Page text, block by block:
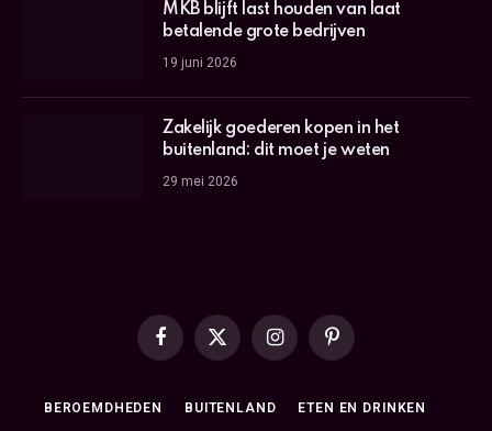
MKB blijft last houden van laat
betalende grote bedrijven
19 juni 2026
Zakelijk goederen kopen in het
buitenland: dit moet je weten
29 mei 2026
Facebook
X
InstagramPinterest
BEROEMDHEDEN BUITENLAND ETEN EN DRINKEN